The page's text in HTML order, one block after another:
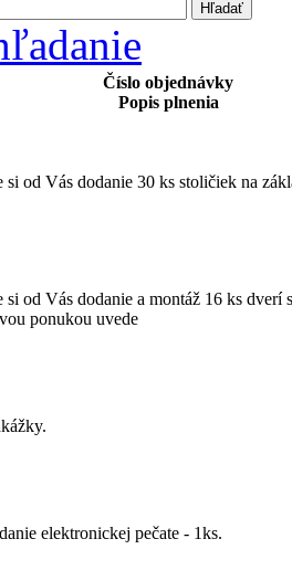
Číslo objednávky
Popis plnenia
si od Vás dodanie 30 ks stoličiek na
si od Vás dodanie a montáž 16 ks dverí
ponukou uvede
elektronickej pečate - 1ks.